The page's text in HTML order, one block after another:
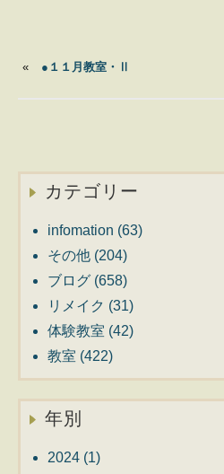
« ●１１月教室・Ⅱ
カテゴリー
infomation (63)
その他 (204)
ブログ (658)
リメイク (31)
体験教室 (42)
教室 (422)
年別
2024 (1)